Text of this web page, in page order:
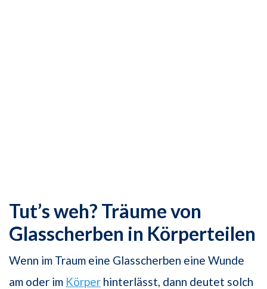
Tut’s weh? Träume von
Glasscherben in Körperteilen
Wenn im Traum eine Glasscherben eine Wunde
am oder im Körper hinterlässt, dann deutet solch